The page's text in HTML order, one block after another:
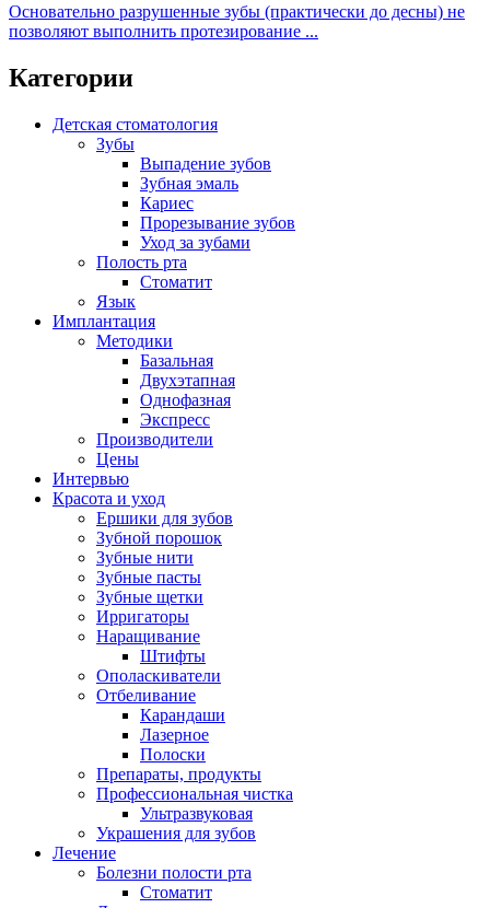
Основательно разрушенные зубы (практически до десны) не
позволяют выполнить протезирование ...
Категории
Детская стоматология
Зубы
Выпадение зубов
Зубная эмаль
Кариес
Прорезывание зубов
Уход за зубами
Полость рта
Стоматит
Язык
Имплантация
Методики
Базальная
Двухэтапная
Однофазная
Экспресс
Производители
Цены
Интервью
Красота и уход
Ершики для зубов
Зубной порошок
Зубные нити
Зубные пасты
Зубные щетки
Ирригаторы
Наращивание
Штифты
Ополаскиватели
Отбеливание
Карандаши
Лазерное
Полоски
Препараты, продукты
Профессиональная чистка
Ультразвуковая
Украшения для зубов
Лечение
Болезни полости рта
Стоматит